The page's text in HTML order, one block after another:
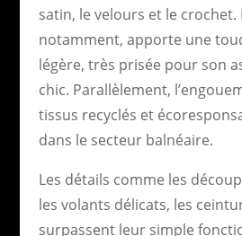
satin, le velours et le crochet.
notamment, apporte une
légère, très prisée pour son
chic. Parallèlement,
tissus recyclés et
dans le secteur balnéaire.
Les détails comme les
les volants délicats, les
surpassent leur simple